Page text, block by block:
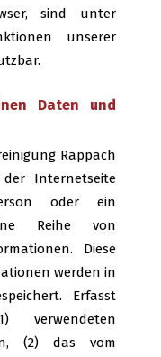
sind unter
unserer
Daten und
Rappach
Internetseite
oder ein
Reihe von
Diese
werden in
Erfasst
(2) das vom